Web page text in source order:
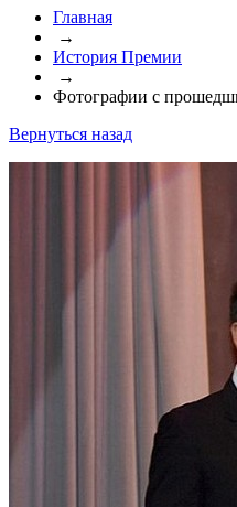
Главная
→
История Премии
→
Фотографии с
Вернуться назад